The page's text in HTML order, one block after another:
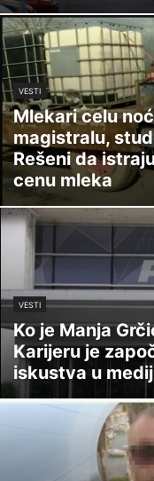
VESTI
Mlekari celu
magistralu,
Rešeni da
cenu mleka
VESTI
Ko je Manja
Karijeru je
iskustva u